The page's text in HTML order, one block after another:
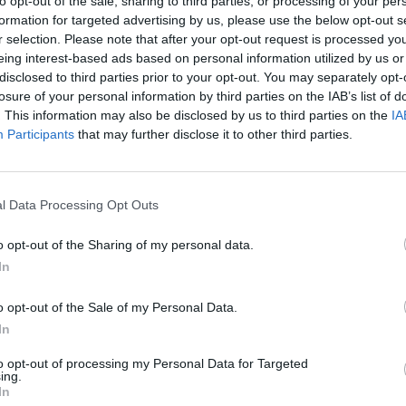
for targeted advertising by us, please use the below opt-out
selection. Please note that after your opt-out request is processed
interest-based ads based on personal information utilized by us
to third parties prior to your opt-out. You may separately
of your personal information by third parties on the IAB’s list of
This information may also be disclosed by us to third parties on the
Participants that may further disclose it to other third parties.
Data Processing Opt Outs
opt-out of the Sharing of my personal data.
opt-out of the Sale of my Personal Data.
opt-out of processing my Personal Data for Targeted
☀️ 19ºC Sensación: 17ºC
18%
28Mbps